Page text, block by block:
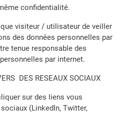
confidentialité.
visiteur / utilisateur de veiller
des données personnelles par
tenue responsable des
par internet.
DES RESEAUX SOCIAUX
sur des liens vous
(LinkedIn, Twitter,